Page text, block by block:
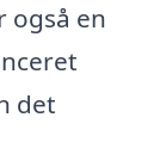
også en
det